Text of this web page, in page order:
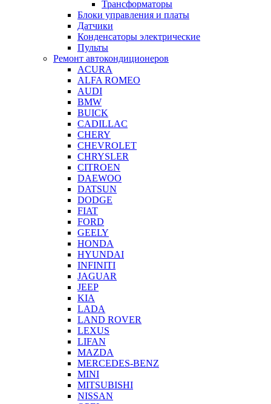
Трансформаторы
Блоки управления и платы
Датчики
Конденсаторы электрические
Пульты
Ремонт автокондиционеров
ACURA
ALFA ROMEO
AUDI
BMW
BUICK
CADILLAC
CHERY
CHEVROLET
CHRYSLER
CITROEN
DAEWOO
DATSUN
DODGE
FIAT
FORD
GEELY
HONDA
HYUNDAI
INFINITI
JAGUAR
JEEP
KIA
LADA
LAND ROVER
LEXUS
LIFAN
MAZDA
MERCEDES-BENZ
MINI
MITSUBISHI
NISSAN